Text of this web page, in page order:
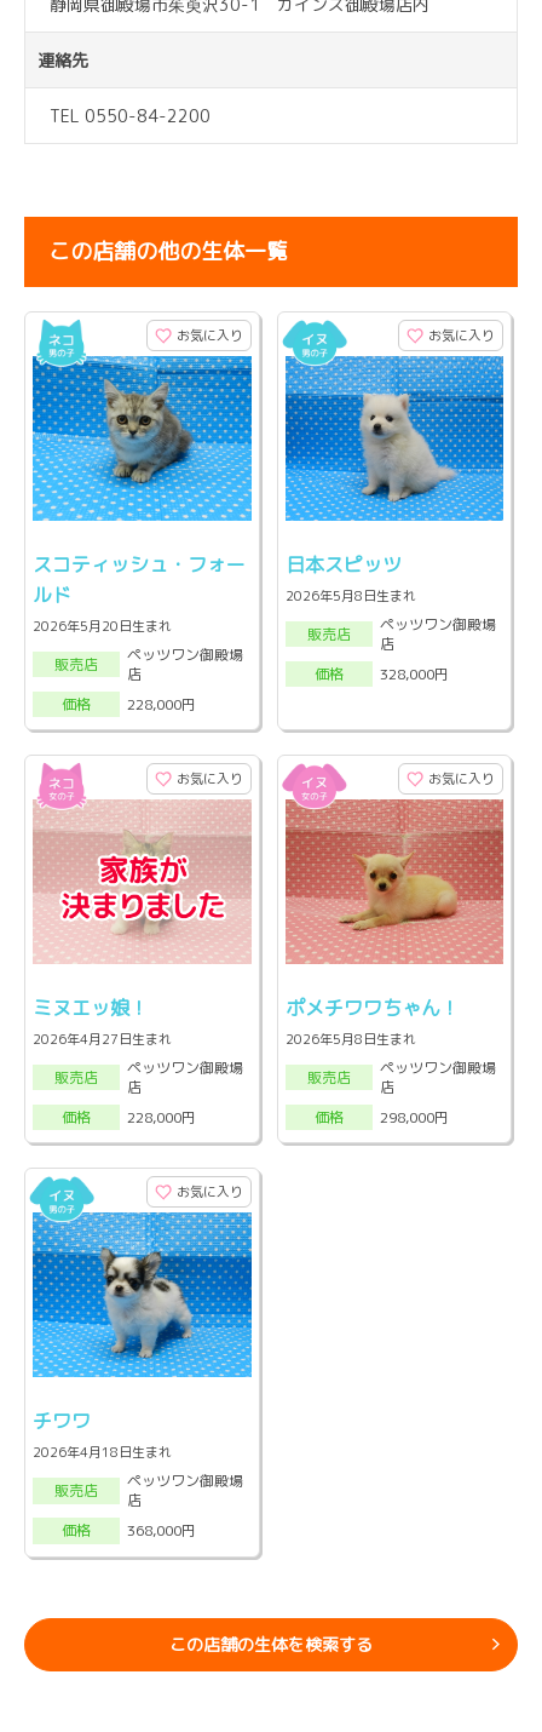
連絡先
TEL 0550-84-2200
この店舗の他の生体一覧
お気に入り
スコティッシュ・フォー
ルド
2026年5月20日生まれ
販売店
ペッツワン御殿場
店
価格
228,000円
お気に入り
日本スピッツ
2026年5月8日生まれ
販売店
ペッツワン御殿場
店
価格
328,000円
お気に入り
ミヌエッ娘！
2026年4月27日生まれ
販売店
ペッツワン御殿場
店
価格
228,000円
お気に入り
ポメチワワちゃん！
2026年5月8日生まれ
販売店
ペッツワン御殿場
店
価格
298,000円
お気に入り
チワワ
2026年4月18日生まれ
販売店
ペッツワン御殿場
店
価格
368,000円
この店舗の生体を検索する